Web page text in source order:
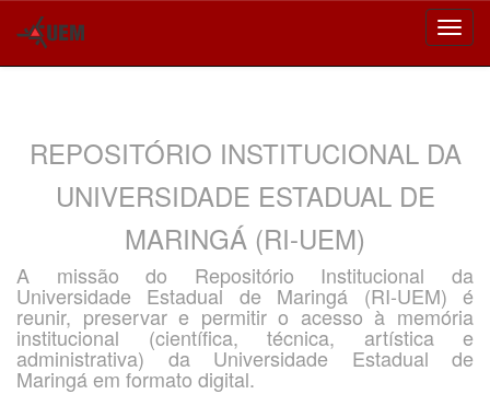
REPOSITÓRIO INSTITUCIONAL DA
UNIVERSIDADE ESTADUAL DE
MARINGÁ (RI-UEM)
A missão do Repositório Institucional da
Universidade Estadual de Maringá (RI-UEM) é
reunir, preservar e permitir o acesso à memória
institucional (científica, técnica, artística e
administrativa) da Universidade Estadual de
Maringá em formato digital.